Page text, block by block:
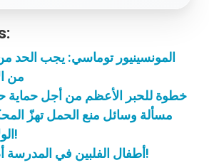
المونسينيور توماسي: يجب الحد من
من
خطوة للحبر الأعظم من أجل حماية
مسألة وسائل منع الحمل تهزّ
الولايات المتحدة!
أطفال الفلبين في المدرسة أم في العمل؟!